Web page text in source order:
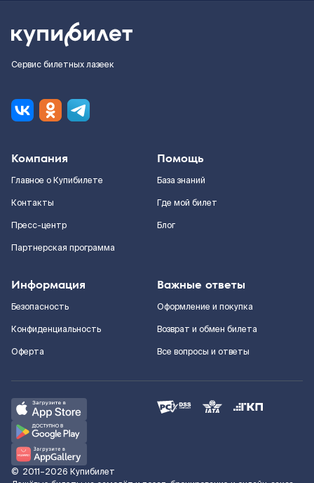
Сервис билетных лазеек
Компания
Главное о Купибилете
Контакты
Пресс-центр
Партнерская программа
Помощь
База знаний
Где мой билет
Блог
Информация
Безопасность
Конфиденциальность
Оферта
Важные ответы
Оформление и покупка
Возврат и обмен билета
Все вопросы и ответы
© 2011–2026 Купибилет